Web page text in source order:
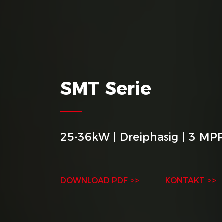
SMT Serie
25-36kW | Dreiphasig | 3
DOWNLOAD PDF >> KONTAKT >>